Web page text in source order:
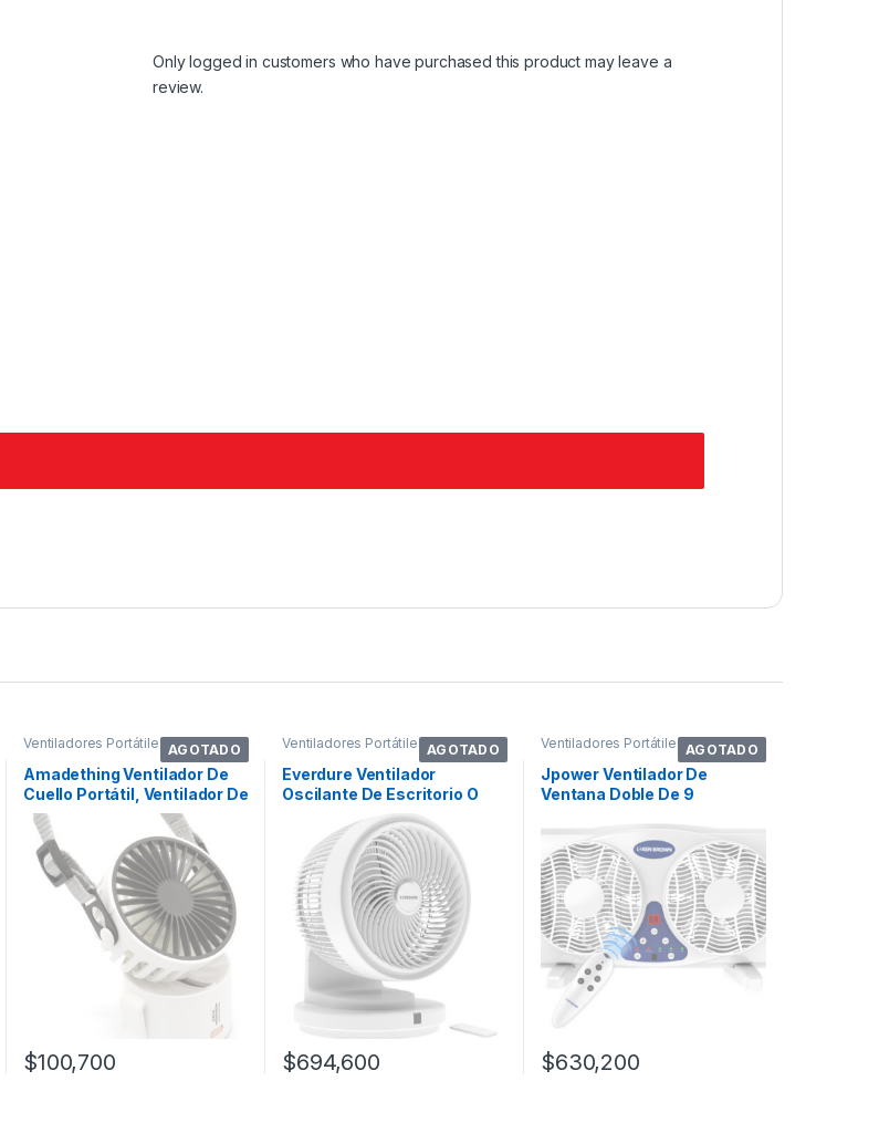
Only logged in customers who have purchased this product may leave a
review.
AGOTADO
Ventiladores Portátiles
Amadething Ventilador De
Cuello Portátil, Ventilador De
Es
$100,700
AGOTADO
Ventiladores Portátiles
Everdure Ventilador
Oscilante De Escritorio O
Mesa De 9 PuLG
$694,600
AGOTADO
Ventiladores Portátiles
Jpower Ventilador De
Ventana Doble De 9
$630,200